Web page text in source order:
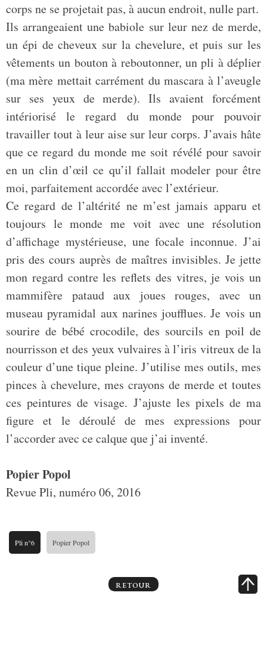
corps ne se projetait pas, à aucun endroit, nulle part.
Ils arrangeaient une babiole sur leur nez de merde,
un épi de cheveux sur la chevelure, et puis sur les
vêtements un bouton à reboutonner, un pli à déplier
(ma mère mettait carrément du mascara à l’aveugle
sur ses yeux de merde). Ils avaient forcément
intériorisé le regard du monde pour pouvoir
travailler tout à leur aise sur leur corps. J’avais hâte
que ce regard du monde me soit révélé pour savoir
en un clin d’œil ce qu’il fallait modeler pour être
moi, parfaitement accordée avec l’extérieur.
Ce regard de l’altérité ne m’est jamais apparu et
toujours le monde me voit avec une résolution
d’affichage mystérieuse, une focale inconnue. J’ai
pris des cours auprès de maîtres invisibles. Je jette
mon regard contre les reflets des vitres, je vois un
mammifère pataud aux joues rouges, avec un
museau pyramidal aux narines joufflues. Je vois un
sourire de bébé crocodile, des sourcils en poil de
nourrisson et des yeux vulvaires à l’iris vitreux de la
couleur d’une tique pleine. J’utilise mes outils, mes
pinces à chevelure, mes crayons de merde et toutes
ces peintures de visage. J’ajuste les pixels de ma
figure et le déroulé de mes expressions pour
l’accorder avec ce calque que j’ai inventé.
Popier Popol
Revue Pli, numéro 06, 2016
Pli n°6 Popier Popol
RETOUR